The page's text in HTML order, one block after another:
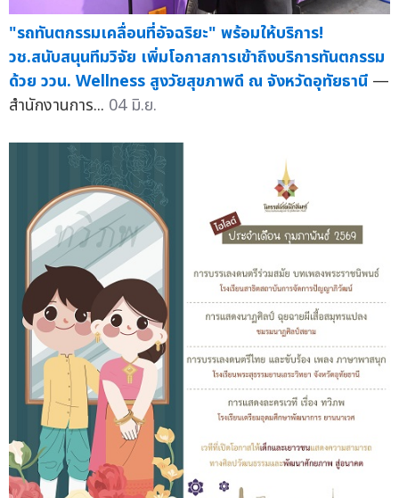
"รถทันตกรรมเคลื่อนที่อัจฉริยะ" พร้อมให้บริการ!
วช.สนับสนุนทีมวิจัย เพิ่มโอกาสการเข้าถึงบริการทันตกรรม
ด้วย ววน. Wellness สูงวัยสุขภาพดี ณ จังหวัดอุทัยธานี —
สำนักงานการ... 04 มิ.ย.